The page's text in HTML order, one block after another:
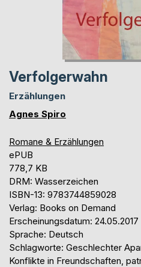
Verfolgerwahn
Erzählungen
Agnes Spiro
Romane & Erzählungen
ePUB
778,7 KB
DRM: Wasserzeichen
ISBN-13: 9783744859028
Verlag: Books on Demand
Erscheinungsdatum: 24.05.2017
Sprache: Deutsch
Schlagworte: Geschlechter
Konflikte in Freundschaften,